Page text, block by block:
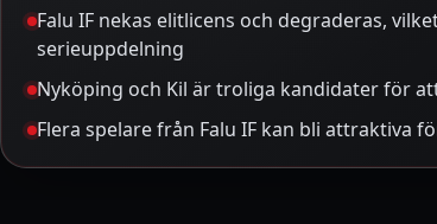
Falu IF nekas elitlicens och degraderas,
serieuppdelning
Nyköping och Kil är troliga kandidater för
Flera spelare från Falu IF kan bli attraktiva